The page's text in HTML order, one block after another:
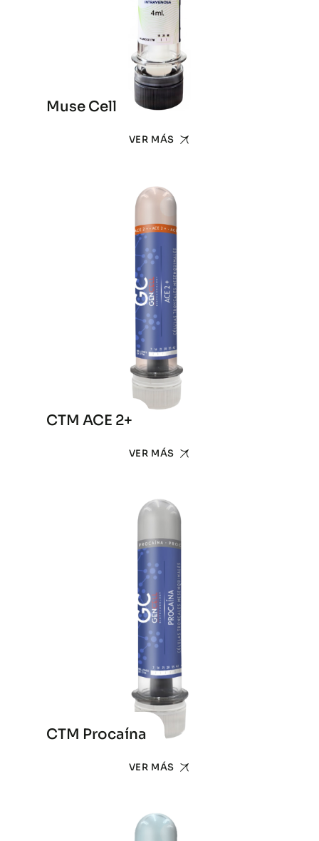
Muse Cell
VER MÁS
CTM ACE 2+
VER MÁS
CTM Procaína
VER MÁS